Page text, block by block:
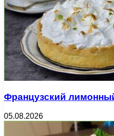
Французский
05.08.2026